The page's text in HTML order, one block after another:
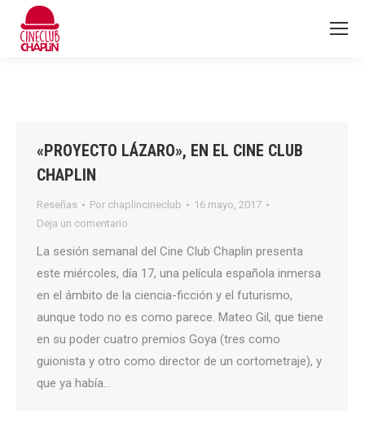
«PROYECTO LÁZARO», EN EL CINE CLUB
CHAPLIN
Reseñas Por chaplincineclub
16 mayo, 2017
Deja un comentario
La sesión semanal del Cine Club Chaplin presenta
este miércoles, día 17, una película española inmersa
en el ámbito de la ciencia-ficción y el futurismo,
aunque todo no es como parece. Mateo Gil, que tiene
en su poder cuatro premios Goya (tres como
guionista y otro como director de un cortometraje), y
que ya había…